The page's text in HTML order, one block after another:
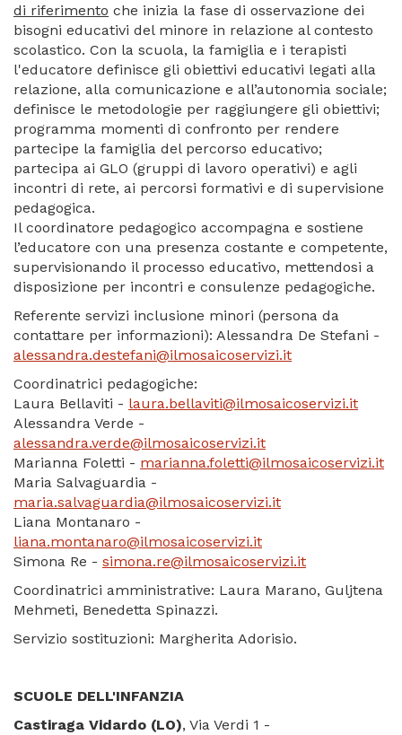
di riferimento che inizia la fase di osservazione dei
bisogni educativi del minore in relazione al contesto
scolastico. Con la scuola, la famiglia e i terapisti
l'educatore definisce gli obiettivi educativi legati alla
relazione, alla comunicazione e all’autonomia sociale;
definisce le metodologie per raggiungere gli obiettivi;
programma momenti di confronto per rendere
partecipe la famiglia del percorso educativo;
partecipa ai GLO (gruppi di lavoro operativi) e agli
incontri di rete, ai percorsi formativi e di supervisione
pedagogica.
Il coordinatore pedagogico accompagna e sostiene
l’educatore con una presenza costante e competente,
supervisionando il processo educativo, mettendosi a
disposizione per incontri e consulenze pedagogiche.
Referente servizi inclusione minori (persona da
contattare per informazioni): Alessandra De Stefani -
alessandra.destefani@ilmosaicoservizi.it
Coordinatrici pedagogiche:
Laura Bellaviti - laura.bellaviti@ilmosaicoservizi.it
Alessandra Verde -
alessandra.verde@ilmosaicoservizi.it
Marianna Foletti - marianna.foletti@ilmosaicoservizi.it
Maria Salvaguardia -
maria.salvaguardia@ilmosaicoservizi.it
Liana Montanaro -
liana.montanaro@ilmosaicoservizi.it
Simona Re - simona.re@ilmosaicoservizi.it
Coordinatrici amministrative: Laura Marano, Guljtena
Mehmeti, Benedetta Spinazzi.
Servizio sostituzioni: Margherita Adorisio.
SCUOLE DELL'INFANZIA
Castiraga Vidardo (LO), Via Verdi 1 -